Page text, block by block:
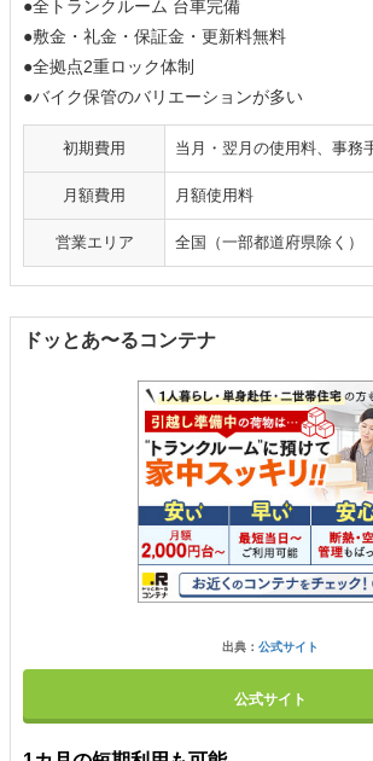
●全トランクルーム 台車完備
●敷金・礼金・保証金・更新料無料
●全拠点2重ロック体制
●バイク保管のバリエーションが多い
初期費用 当月・翌月の使用料、事務
月額費用 月額使用料
営業エリア 全国（一部都道府県除く）
ドッとあ〜るコンテナ
出典： 公式サイト
公式サイト